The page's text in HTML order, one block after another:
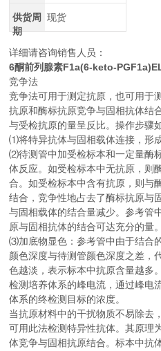
供货周
期
现货
详细请咨询销售人员：
6酮前列腺素F1a(6-keto-
竞争法
竞争法可用于测定抗原，也可用于
抗原和酶标抗原竞争与固相抗体结
与受检抗原的量呈反比。操作步骤
⑴将特异抗体与固相载体连接，形
⑵待测管中加受检标本和一定量酶
体反应。如受检标本中无抗原，则
合。如受检标本中含有抗原，则与
结合，竞争性地占去了酶标抗原与
与固相载体的结合量减少。参考管
原与固相抗体的结合可达充分的量
⑶加底物显色：参考管中由于结合
颜色深度与待测管颜色深度之差，
色越淡，表示标本中抗原含量越多
检测培养体系的峰电流，通过峰电
体系的终检测目标的浓度。
当抗原材料中的干扰物质不易除去
可用此法检测特异性抗体。其原理
体竞争与固相抗原结合。标本中抗